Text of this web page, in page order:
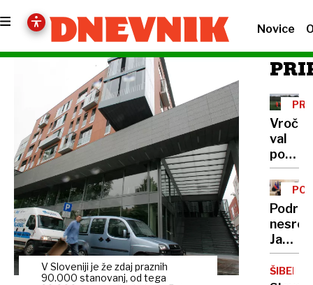
Novice
V Sloveniji je že zdaj praznih
90.000 stanovanj, od tega
val
polni
samo
včeraj
trije
letos
Janša
med
prvimi
ŠIBENIK